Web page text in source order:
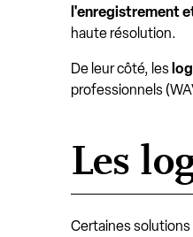
l'enregistrement
haute résolution.
De leur côté, les
professionnels
Les
Certaines